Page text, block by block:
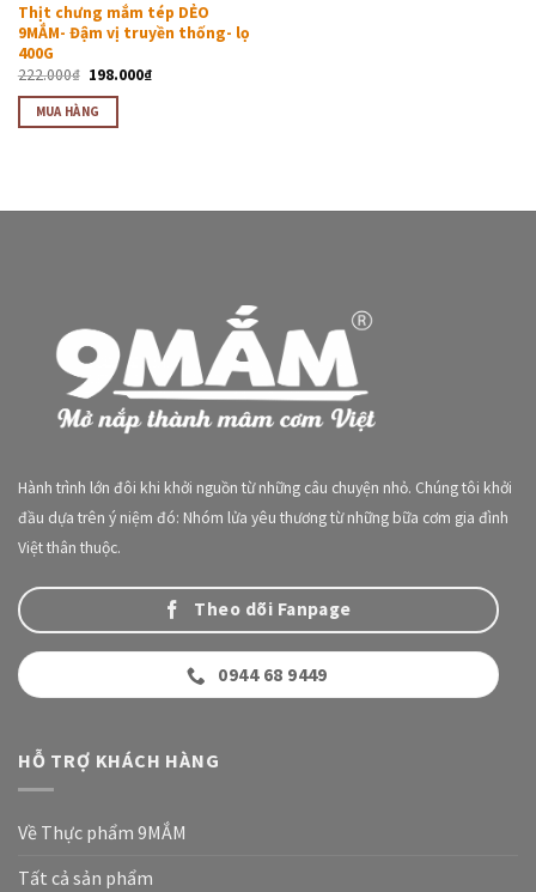
Thịt chưng mắm tép DẺO
9MẮM- Đậm vị truyền thống- lọ
400G
222.000₫ 198.000₫
MUA HÀNG
Hành trình lớn đôi khi khởi nguồn từ những câu chuyện nhỏ. Chúng tôi khởi
đầu dựa trên ý niệm đó: Nhóm lửa yêu thương từ những bữa cơm gia đình
Việt thân thuộc.
Theo dõi Fanpage
0944 68 9449
HỖ TRỢ KHÁCH HÀNG
Về Thực phẩm 9MẮM
Tất cả sản phẩm